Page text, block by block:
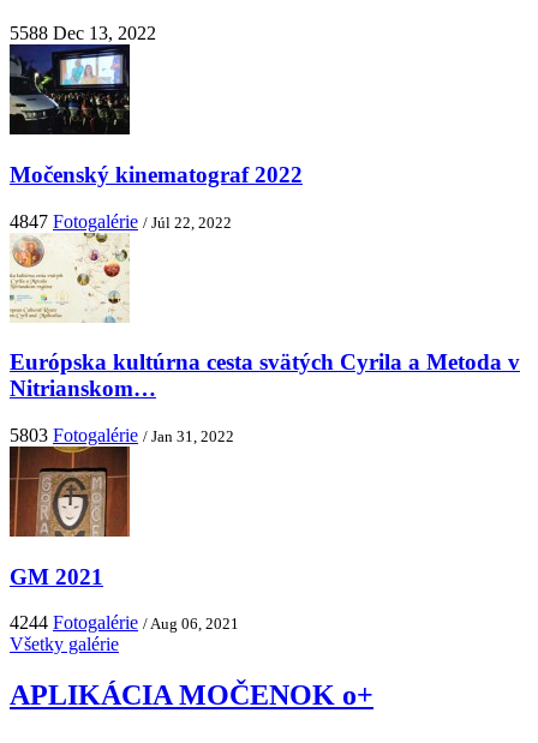
5588 Dec 13, 2022
Močenský kinematograf 2022
4847 Fotogalérie / Júl 22, 2022
Európska kultúrna cesta svätých Cyrila a Metoda v
Nitrianskom…
5803 Fotogalérie / Jan 31, 2022
GM 2021
4244 Fotogalérie / Aug 06, 2021
Všetky galérie
APLIKÁCIA MOČENOK o+